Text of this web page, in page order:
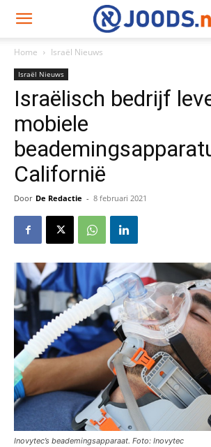
Home Israël Nieuws
Israël Nieuws
Israëlisch bedrijf
mobiele
Californië
Door De Redactie - 8 februari 2021
Inovytec’s beademingsapparaat. Foto: Inovytec